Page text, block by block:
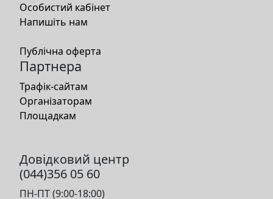
Особистий кабінет
Напишіть нам
Публічна оферта
Партнера
Трафік-сайтам
Організаторам
Площадкам
Довідковий центр
(044)356 05 60
ПН-ПТ (9:00-18:00)